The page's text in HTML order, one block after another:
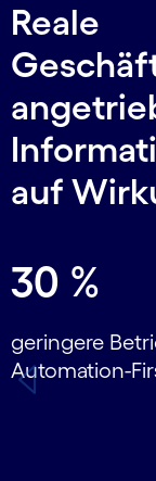
Reale
auf
Carousel starts
30 %
geringere
Automation-